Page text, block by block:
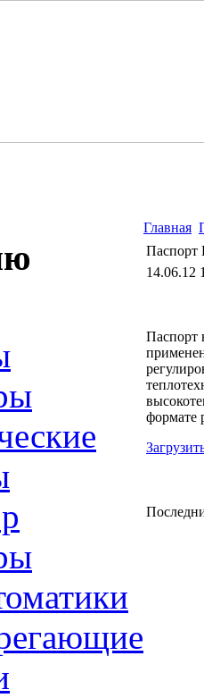
Главная
14.06.12
Паспорт
формате